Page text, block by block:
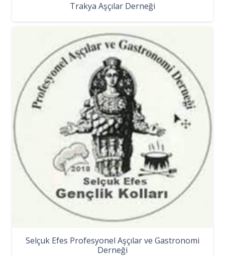
Trakya Aşçılar Derneği
Selçuk Efes Profesyonel Aşçılar ve Gastronomi
Derneği